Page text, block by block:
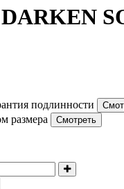
подлинности
размера Смотреть